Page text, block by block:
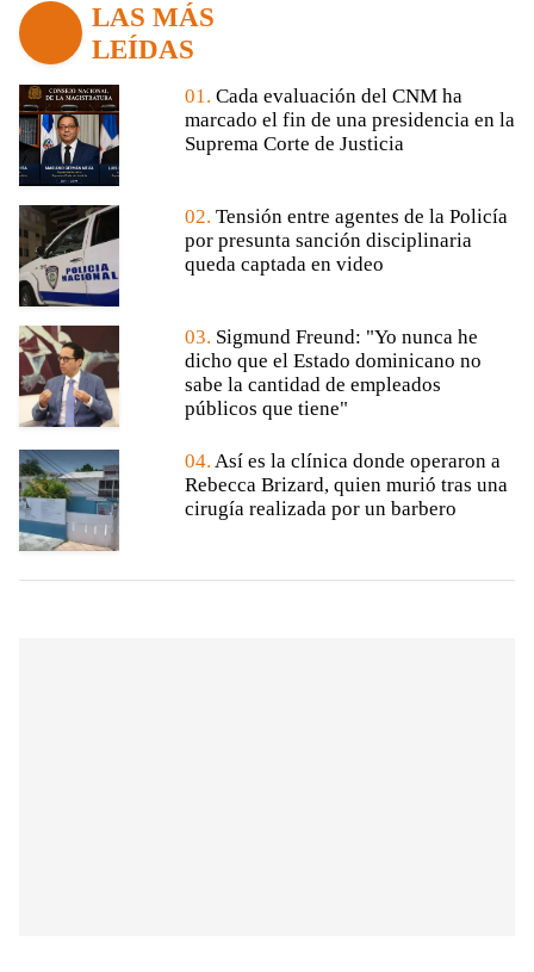
LAS MÁS
LEÍDAS
01. Cada evaluación del CNM ha
marcado el fin de una presidencia en la
Suprema Corte de Justicia
02. Tensión entre agentes de la Policía
por presunta sanción disciplinaria
queda captada en video
03. Sigmund Freund: "Yo nunca he
dicho que el Estado dominicano no
sabe la cantidad de empleados
públicos que tiene"
04. Así es la clínica donde operaron a
Rebecca Brizard, quien murió tras una
cirugía realizada por un barbero